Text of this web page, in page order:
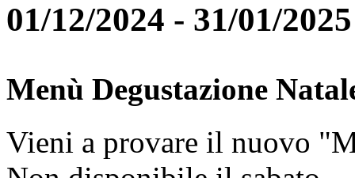
01/12/2024 - 31/01/2025
Menù Degustazione
Vieni a provare il nuovo